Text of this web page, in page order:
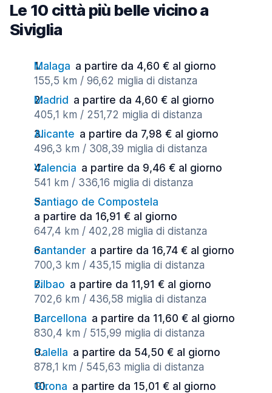
Le 10 città più belle vicino a
Siviglia
Malaga a partire da 4,60 € al giorno
155,5 km / 96,62 miglia di distanza
Madrid a partire da 4,60 € al giorno
405,1 km / 251,72 miglia di distanza
Alicante a partire da 7,98 € al giorno
496,3 km / 308,39 miglia di distanza
Valencia a partire da 9,46 € al giorno
541 km / 336,16 miglia di distanza
Santiago de Compostela
a partire da 16,91 € al giorno
647,4 km / 402,28 miglia di distanza
Santander a partire da 16,74 € al giorno
700,3 km / 435,15 miglia di distanza
Bilbao a partire da 11,91 € al giorno
702,6 km / 436,58 miglia di distanza
Barcellona a partire da 11,60 € al giorno
830,4 km / 515,99 miglia di distanza
Calella a partire da 54,50 € al giorno
878,1 km / 545,63 miglia di distanza
Girona a partire da 15,01 € al giorno